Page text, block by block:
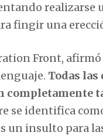
fingir una
Front,
Todas
se identifica
un insulto para